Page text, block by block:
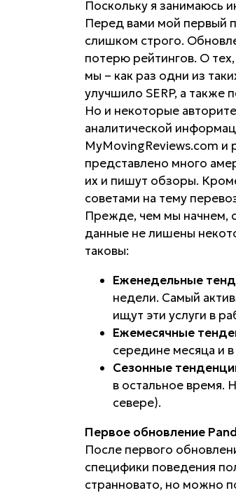
Поскольку я занимаюсь
Перед вами мой первый
слишком строго.
потерю рейтингов. О
мы – как раз одни из
улучшило SERP, а также
Но и некоторые
аналитической
MyMovingReviews.com и
представлено много
их и пишут обзоры.
советами на тему
Прежде, чем мы начнем,
данные не лишены
таковы:
Еженедельные
недели. Самый
ищут эти услуги в
Ежемесячные
середине месяца и
Сезонные
в остальное время.
севере).
Первое обновление
После первого
специфики поведения
странновато, но можно